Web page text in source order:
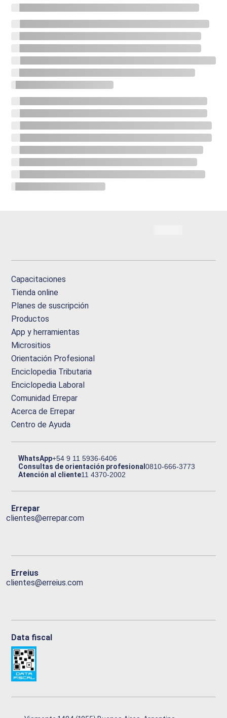
Capacitaciones
Tienda online
Planes de suscripción
Productos
App y herramientas
Micrositios
Orientación Profesional
Enciclopedia Tributaria
Enciclopedia Laboral
Comunidad Errepar
Acerca de Errepar
Centro de Ayuda
WhatsApp+54 9 11 5936-6406
Consultas de orientación profesional0810-666-3773
Atención al cliente11 4370-2002
Errepar
clientes@errepar.com
Erreius
clientes@erreius.com
Data fiscal